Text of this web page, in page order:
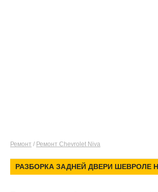
Ремонт / Ремонт Chevrolet Niva
РАЗБОРКА ЗАДНЕЙ ДВЕРИ ШЕВРОЛЕ